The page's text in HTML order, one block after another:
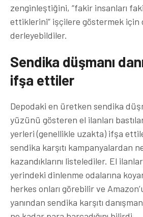
zenginleştiğini, “fakir insanları
ettiklerini” işçilere göstermek için
derleyebildiler.
Sendika düşmanı
ifşa ettiler
Depodaki en üretken sendika
yüzünü gösteren el ilanları
yerleri (genellikle uzakta) ifşa
sendika karşıtı kampanyalardan
kazandıklarını listelediler. El
yerindeki dinlenme odalarına
herkes onları görebilir ve
yanından sendika karşıtı